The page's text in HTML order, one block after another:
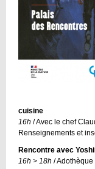
cuisine
16h / Avec le chef
Renseignements et
Rencontre avec
16h > 18h / Adothèque